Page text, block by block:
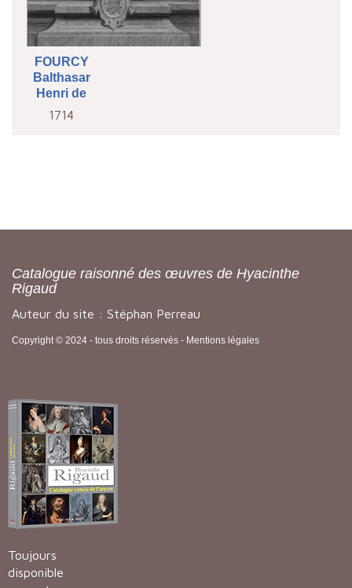
FOURCY
Balthasar
Henri de
1714
Catalogue raisonné des œuvres de Hyacinthe
Rigaud
Auteur du site : Stéphan Perreau
Copyright © 2024 - tous droits réservés - Mentions légales
Toujours
disponible